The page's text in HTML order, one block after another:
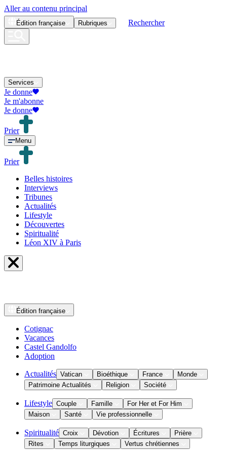
Aller au contenu principal
Édition française Rubriques Rechercher
Services
Je donne
Je m'abonne
Je donne
Prier
Menu
Prier
Belles histoires
Interviews
Tribunes
Actualités
Lifestyle
Découvertes
Spiritualité
Léon XIV à Paris
Édition française
Cotignac
Vacances
Castel Gandolfo
Adoption
Actualités Vatican Bioéthique France
Monde
Patrimoine Actualités
Religion Société
Lifestyle Couple Famille
For Her et For Him
Maison
Santé Vie professionnelle
Spiritualité Croix Dévotion Écritures
Prière
Rites
Temps liturgiques Vertus chrétiennes